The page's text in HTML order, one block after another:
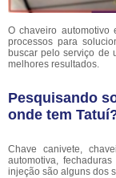
O chaveiro automotivo
processos para
buscar pelo serviço de
melhores resultados.
Pesquisando
onde tem
Chave canivete,
automotiva,
injeção são alguns dos